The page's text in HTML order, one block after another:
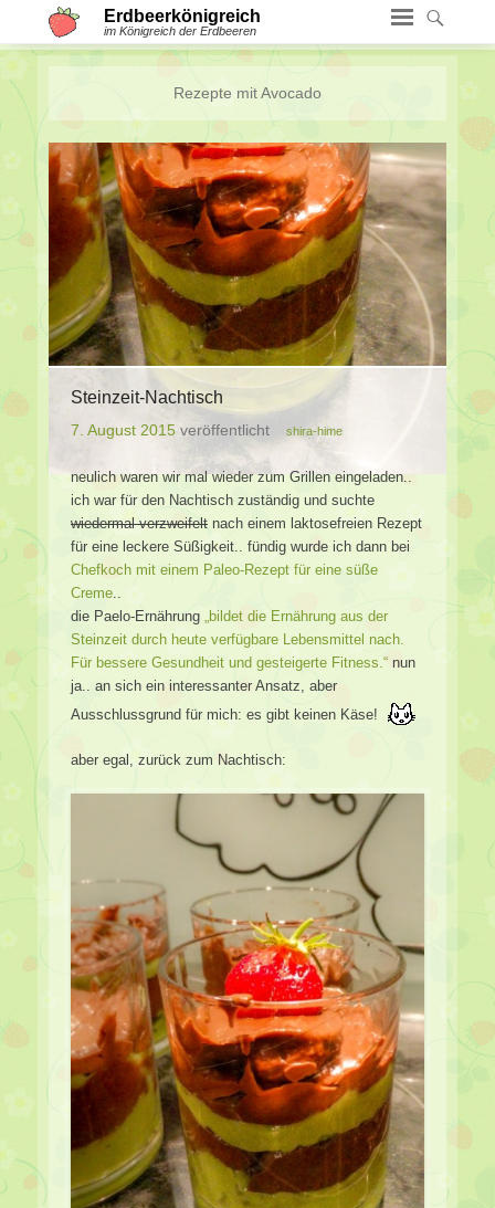
Erdbeerkönigreich
im Königreich der Erdbeeren
Rezepte mitAvocado
Steinzeit-Nachtisch
7. August 2015 veröffentlicht shira-hime
neulich waren wir mal wieder zum Grillen eingeladen..
ich war für den Nachtisch zuständig und suchte
wiedermal verzweifelt nach einem laktosefreien Rezept
für eine leckere Süßigkeit.. fündig wurde ich dann bei
Chefkoch mit einem Paleo-Rezept für eine süße
Creme..
die Paelo-Ernährung „bildet die Ernährung aus der
Steinzeit durch heute verfügbare Lebensmittel nach.
Für bessere Gesundheit und gesteigerte Fitness.“ nun
ja.. an sich ein interessanter Ansatz, aber
Ausschlussgrund für mich: es gibt keinen Käse!
aber egal, zurück zum Nachtisch: